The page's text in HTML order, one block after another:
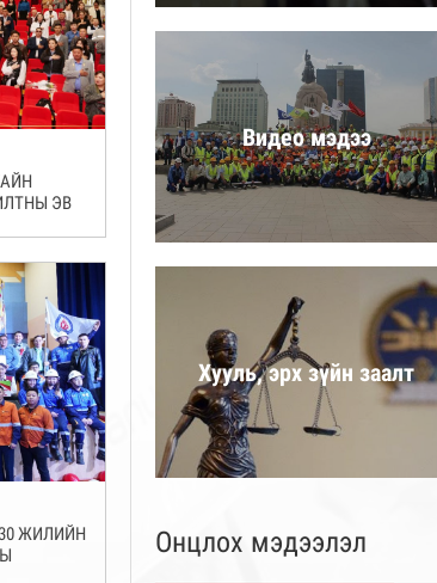
ЭВ
ЖИЛИЙН
Видео мэдээ
Хууль, эрх зүйн заалт
Онцлох мэдээлэл